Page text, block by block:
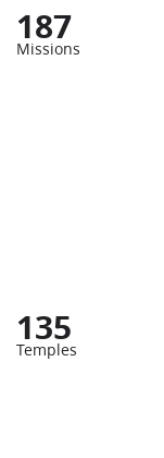
187
Missions
135
Temples